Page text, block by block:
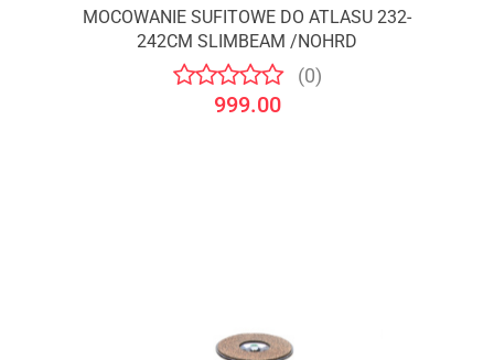
MOCOWANIE SUFITOWE DO ATLASU 232-
242CM SLIMBEAM /NOHRD
(0)
999.00